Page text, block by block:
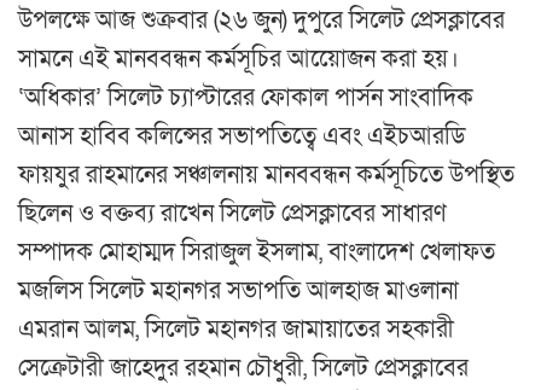
উপলক্ষে আজ শুক্রবার (২৬ জুন) দুপুরে সিলেট প্রেসক্লাবের
সামনে এই মানববন্ধন কর্মসূচির আয়েোজন করা হয়।
‘অধিকার’ সিলেট চ্যাপ্টারের ফোকাল পার্সন সাংবাদিক
আনাস হাবিব কলিন্সের সভাপতিত্বে এবং এইচআরডি
ফায়যুর রাহমানের সঞ্চালনায় মানববন্ধন কর্মসূচিতে উপস্থিত
ছিলেন ও বক্তব্য রাখেন সিলেট প্রেসক্লাবের সাধারণ
সম্পাদক মোহাম্মদ সিরাজুল ইসলাম, বাংলাদেশ খেলাফত
মজলিস সিলেট মহানগর সভাপতি আলহাজ মাওলানা
এমরান আলম, সিলেট মহানগর জামায়াতের সহকারী
সেক্রেটারী জাহেদুর রহমান চৌধুরী, সিলেট প্রেসক্লাবের